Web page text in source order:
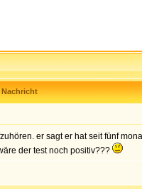
Nachricht
er sagt er hat seit fünf
der test noch positiv???